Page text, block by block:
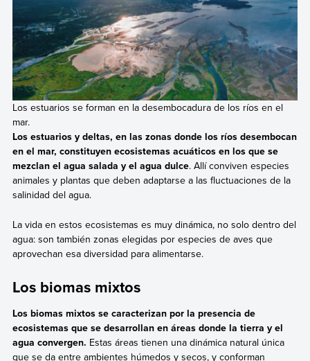
Los estuarios se forman en la desembocadura de los ríos en el
mar.
Los estuarios y deltas, en las zonas donde los ríos desembocan
en el mar, constituyen ecosistemas acuáticos en los que se
mezclan el agua salada y el agua dulce. Allí conviven especies
animales y plantas que deben adaptarse a las fluctuaciones de la
salinidad del agua.
La vida en estos ecosistemas es muy dinámica, no solo dentro del
agua: son también zonas elegidas por especies de aves que
aprovechan esa diversidad para alimentarse.
Los biomas mixtos
Los biomas mixtos se caracterizan por la presencia de
ecosistemas que se desarrollan en áreas donde la tierra y el
agua convergen. Estas áreas tienen una dinámica natural única
que se da entre ambientes húmedos y secos, y conforman